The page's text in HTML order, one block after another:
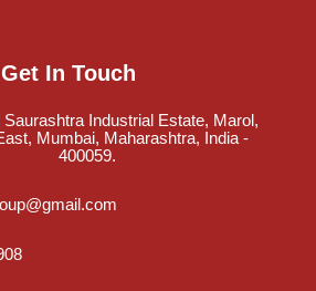
Get In Touch
Saurashtra Industrial Estate, Marol,
Mumbai, Maharashtra, India -
400059.